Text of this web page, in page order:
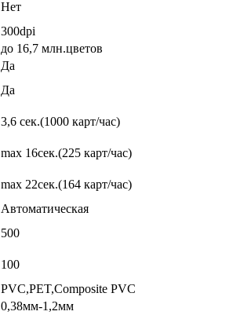
Нет
300dpi
до 16,7 млн.цветов
Да
Да
3,6 сек.(1000 карт/час)
max 16сек.(225 карт/час)
max 22сек.(164 карт/час)
Автоматическая
500
100
PVC,PET,Composite PVC
0,38мм-1,2мм